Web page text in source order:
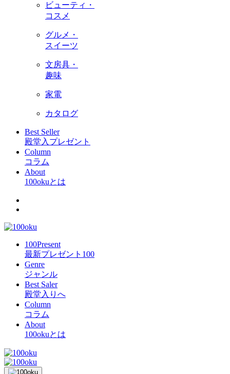
ビューティ・
コスメ
グルメ・
スイーツ
文房具・
趣味
家電
カタログ
Best Seller
殿堂入プレゼント
Column
コラム
About
100okuとは
100Present
最新プレゼント100
Genre
ジャンル
Best Saler
殿堂入りへ
Column
コラム
About
100okuとは